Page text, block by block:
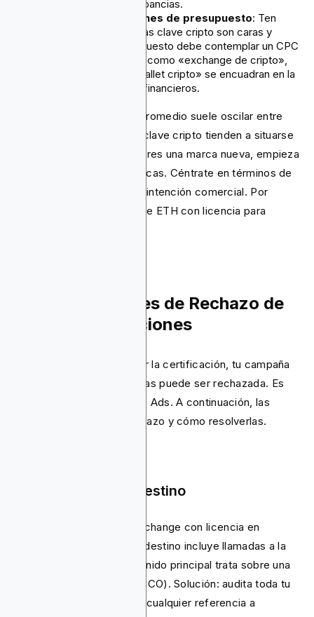
certificación. Sin discrepancias.
Paso 5: Consideraciones de presupuesto: Ten
presente que las palabras clave cripto son caras y
competitivas. Tu presupuesto debe contemplar un CPC
elevado. Palabras clave como «exchange de cripto»,
«comprar Bitcoin» y «wallet cripto» se encuadran en la
publicidad de servicios financieros.
En esta categoría, el CPC promedio suele oscilar entre
$3,80 y $10, y las palabras clave cripto tienden a situarse
en el extremo más alto. Si eres una marca nueva, empieza
con palabras clave específicas. Céntrate en términos de
cola larga que indiquen alta intención comercial. Por
ejemplo: «wallet de software ETH con licencia para
Razones Comunes de Rechazo de
Anuncios y Soluciones
Incluso después de obtener la certificación, tu campaña
publicitaria de criptomonedas puede ser rechazada. Es
bastante habitual en Google Ads. A continuación, las
principales razones de rechazo y cómo resolverlas.
Discrepancia en el destino
Tu anuncio promete un «exchange con licencia en
EE.UU.», pero la página de destino incluye llamadas a la
acción para DeFi o el contenido principal trata sobre una
Oferta Inicial de Monedas (ICO). Solución: audita toda tu
página de destino y elimina cualquier referencia a